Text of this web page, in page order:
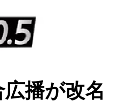
播が改名